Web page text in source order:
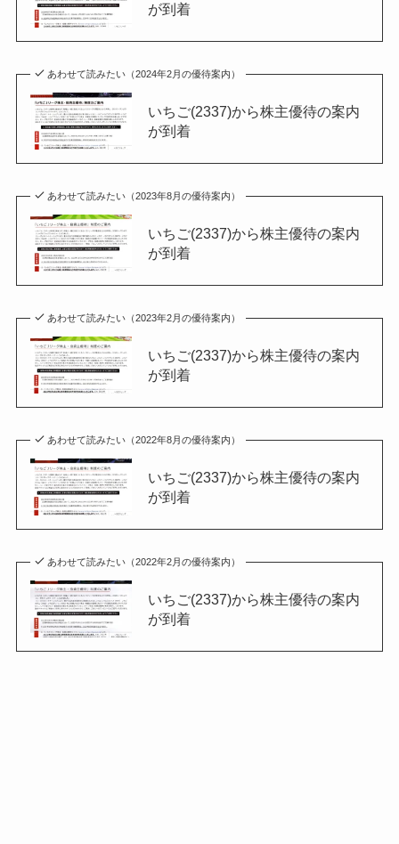
が到着
あわせて読みたい（2024年2月の優待案内）
いちご(2337)から株主優待の案内
が到着
あわせて読みたい（2023年8月の優待案内）
いちご(2337)から株主優待の案内
が到着
あわせて読みたい（2023年2月の優待案内）
いちご(2337)から株主優待の案内
が到着
あわせて読みたい（2022年8月の優待案内）
いちご(2337)から株主優待の案内
が到着
あわせて読みたい（2022年2月の優待案内）
いちご(2337)から株主優待の案内
が到着